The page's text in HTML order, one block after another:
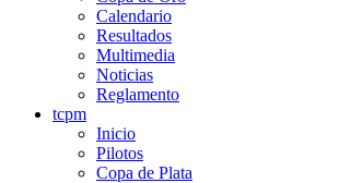
Calendario
Resultados
Multimedia
Noticias
Reglamento
tcpm
Inicio
Pilotos
Copa de Plata